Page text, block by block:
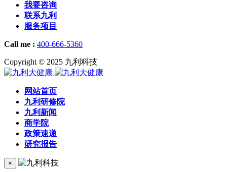
我要咨询
联系九利
服务项目
Call me : 400-666-5360
Copyright © 2025 九利科技
网站首页
九利研修院
九利新闻
商学院
政策速递
研究报告
×